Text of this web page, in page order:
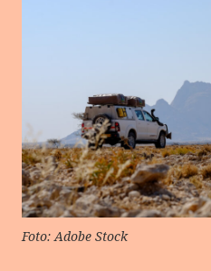
Foto: Adobe Stock